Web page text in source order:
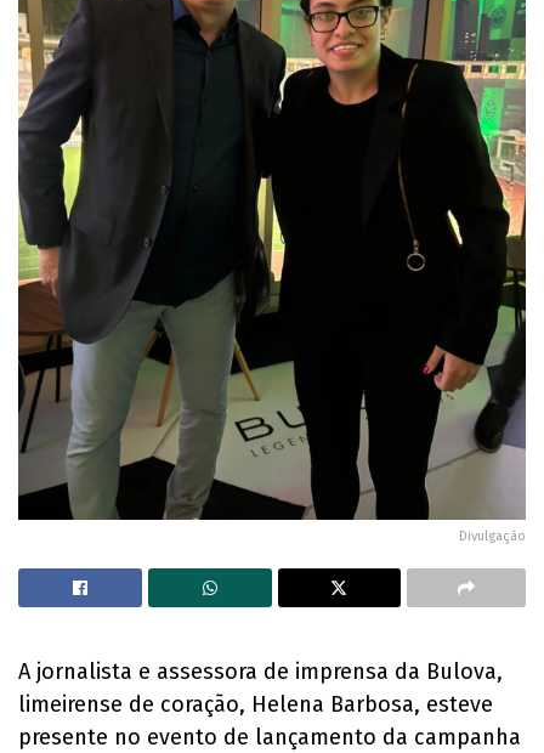
Divulgação
A jornalista e assessora de imprensa da Bulova,
limeirense de coração, Helena Barbosa, esteve
presente no evento de lançamento da campanha